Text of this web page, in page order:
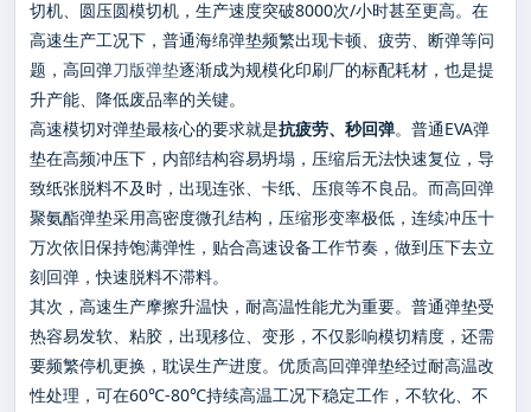
切机、圆压圆模切机，生产速度突破8000次/小时甚至更高。在
高速生产工况下，普通海绵弹垫频繁出现卡顿、疲劳、断弹等问
题，高回弹刀版弹垫逐渐成为规模化印刷厂的标配耗材，也是提
升产能、降低废品率的关键。
高速模切对弹垫最核心的要求就是抗疲劳、秒回弹。普通EVA弹
垫在高频冲压下，内部结构容易坍塌，压缩后无法快速复位，导
致纸张脱料不及时，出现连张、卡纸、压痕等不良品。而高回弹
聚氨酯弹垫采用高密度微孔结构，压缩形变率极低，连续冲压十
万次依旧保持饱满弹性，贴合高速设备工作节奏，做到压下去立
刻回弹，快速脱料不滞料。
其次，高速生产摩擦升温快，耐高温性能尤为重要。普通弹垫受
热容易发软、粘胶，出现移位、变形，不仅影响模切精度，还需
要频繁停机更换，耽误生产进度。优质高回弹弹垫经过耐高温改
性处理，可在60℃-80℃持续高温工况下稳定工作，不软化、不